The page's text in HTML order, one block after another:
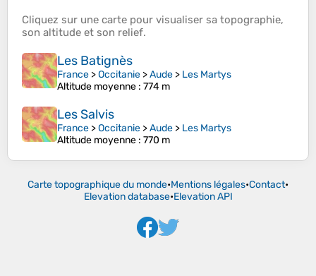
Cliquez sur une carte pour visualiser sa topographie,
son altitude et son relief.
Les Batignès
France >Occitanie >Aude > Les Martys
Altitude moyenne : 774 m
Les Salvis
France >Occitanie >Aude > Les Martys
Altitude moyenne : 770 m
Carte topographique du monde•Mentions légales•Contact•
Elevation database•Elevation API